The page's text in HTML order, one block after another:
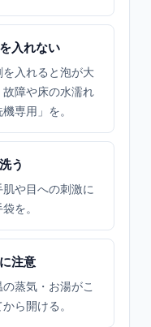
入れない
入れると泡が大
障や床の水濡れ
専用」を。
う
や目への刺激に
を。
注意
蒸気・お湯がこ
ら開ける。